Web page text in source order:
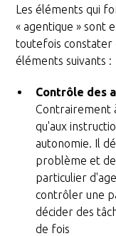
Les éléments qui
« agentique » sont
toutefois constater
éléments suivants :
Contrôle des
Contrairement
qu'aux
autonomie. Il
problème et
particulier
contrôler une
décider des
de fois